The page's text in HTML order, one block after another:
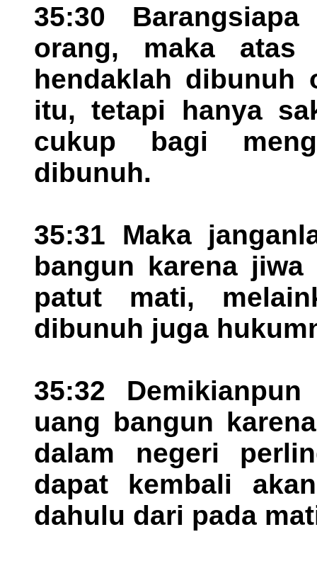
35:30
orang, maka atas
hendaklah dibunuh
itu, tetapi hanya
cukup bagi
dibunuh.
35:31 Maka
bangun karena
patut mati,
dibunuh juga
35:32
uang bangun
dalam negeri
dapat kembali
dahulu dari pada